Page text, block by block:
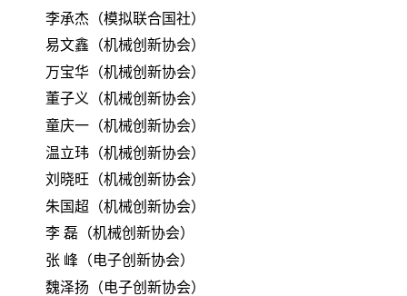
李承杰（模拟联合国社）
易文鑫（机械创新协会）
万宝华（机械创新协会）
董子义（机械创新协会）
童庆一（机械创新协会）
温立玮（机械创新协会）
刘晓旺（机械创新协会）
朱国超（机械创新协会）
李 磊（机械创新协会）
张 峰（电子创新协会）
魏泽扬（电子创新协会）